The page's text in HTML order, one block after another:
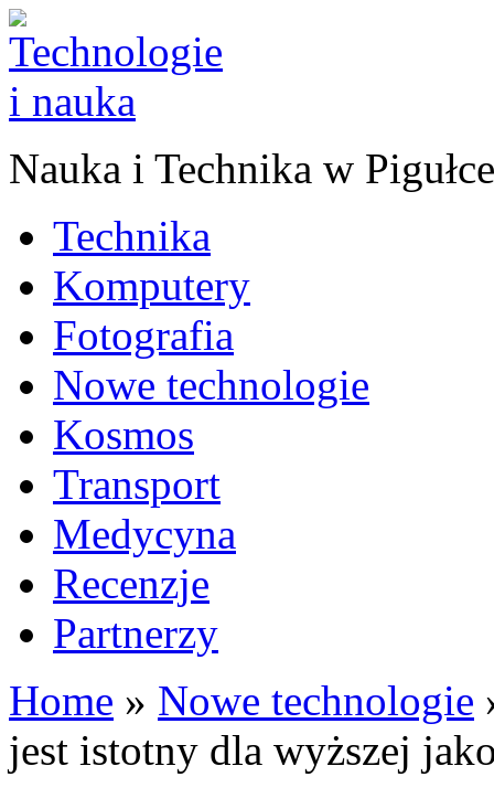
Nauka i Technika w Pigułce
Technika
Komputery
Fotografia
Nowe technologie
Kosmos
Transport
Medycyna
Recenzje
Partnerzy
Home » Nowe technologie
jest istotny dla wyższej